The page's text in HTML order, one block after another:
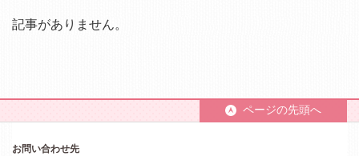
記事がありません。
ページの先頭へ
お問い合わせ先